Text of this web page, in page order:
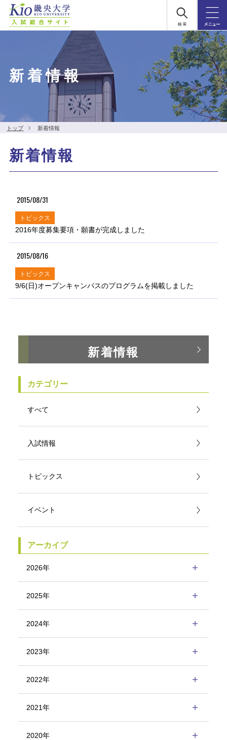
新着情報
トップ 新着情報
新着情報
2015/08/31
トピックス
2016年度募集要項・願書が完成しました
2015/08/16
トピックス
9/6(日)オープンキャンパスのプログラムを掲載しました
新着情報
カテゴリー
すべて
入試情報
トピックス
イベント
アーカイブ
2026年
2025年
2024年
2023年
2022年
2021年
2020年